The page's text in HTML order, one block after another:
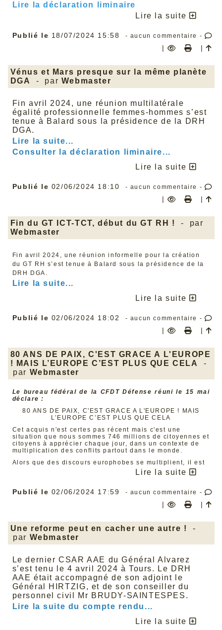
Lire la déclaration liminaire
Lire la suite
Publié le 18/07/2024 15:58 - aucun commentaire -
| |
Vénus et Mars presque sur la même planète
DGA
- par Webmaster
Fin avril 2024, une réunion multilatérale
égalité professionnelle femmes-hommes s’est
tenue à Balard sous la présidence de la DRH
DGA.
Lire la suite...
Consulter la déclaration liminaire...
Lire la suite
Publié le 02/06/2024 18:10 - aucun commentaire -
| |
Fin du GT ICT-TCT, début du GT RH !
- par
Webmaster
Fin avril 2024, une réunion informelle pour la création
du GT RH s’est tenue à Balard sous la présidence de la
DRH DGA.
Lire la suite...
Lire la suite
Publié le 02/06/2024 18:02 - aucun commentaire -
| |
80 ANS DE PAIX, C'EST GRACE A L'EUROPE
! MAIS L’EUROPE C’EST PLUS QUE CELA
-
par Webmaster
Le bureau fédéral de la CFDT Défense réuni le 15 mai
déclare :
80 ANS DE PAIX, C'EST GRACE A L'EUROPE ! MAIS
L’EUROPE C’EST PLUS QUE CELA
Cet acquis n'est certes pas récent mais c'est une
situation que nous sommes 746 millions de citoyennes et
citoyens à apprécier chaque jour, dans un contexte de
multiplication des conflits partout dans le monde.
Alors que des discours europhobes se multiplient, il est
également important de préciser que si la paix à elle
seule justifie une Europe unie et solidaire, d’autant plus
l’Europe, ce sont aussi des avancées sociales et
La réduction des inégalités femmes/hommes grâce à
obligeant les entreprises à des mesures
d’équilibrage si les écarts salariaux sont supérieurs
à 5 % (l’écart en France est encore aujourd’hui de
24 %)
20 millions de tonnes de déchets par an ces
dernières années), l’Europe étant plus largement
l’échelle indispensable pour la transition
écologique juste (déforestation, gaz à effets de
serre, etc.)
Garder ses droits à congés pendant un arrêt
maladie.
Rappelons aussi que pendant les deux années de
pandémie, l’UE a été un bouclier essentiel pour protéger
la santé des travailleurs et des travailleuses et éviter la
Lire la suite
Publié le 02/06/2024 17:59 - aucun commentaire -
| |
Une reforme peut en cacher une autre !
-
par Webmaster
Le dernier CSAR AAE du Général Alvarez
s’est tenu le 4 avril 2024 à Tours. Le DRH
AAE était accompagné de son adjoint le
Général HIRTZIG, et de son conseiller du
personnel civil Mr BRUDY-SAINTESPES.
Lire la suite du compte rendu...
Lire la suite